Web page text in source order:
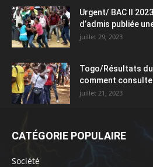
Urgent/ BAC II
d’admis publiée
juillet 29, 2023
Togo/Résultats du
comment
juillet 21, 2023
CATÉGORIE POPULAIRE
Société